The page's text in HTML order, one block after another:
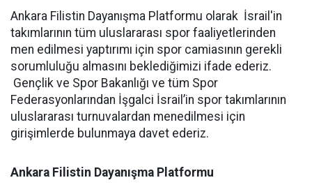
Ankara Filistin Dayanışma Platformu olarak İsrail'in
takımlarının tüm uluslararası spor faaliyetlerinden
men edilmesi yaptırımı için spor camiasının gerekli
sorumluluğu almasını beklediğimizi ifade ederiz.
Gençlik ve Spor Bakanlığı ve tüm Spor
Federasyonlarından İşgalci İsrail’in spor takımlarının
uluslararası turnuvalardan menedilmesi için
girişimlerde bulunmaya davet ederiz.
Ankara Filistin Dayanışma Platformu